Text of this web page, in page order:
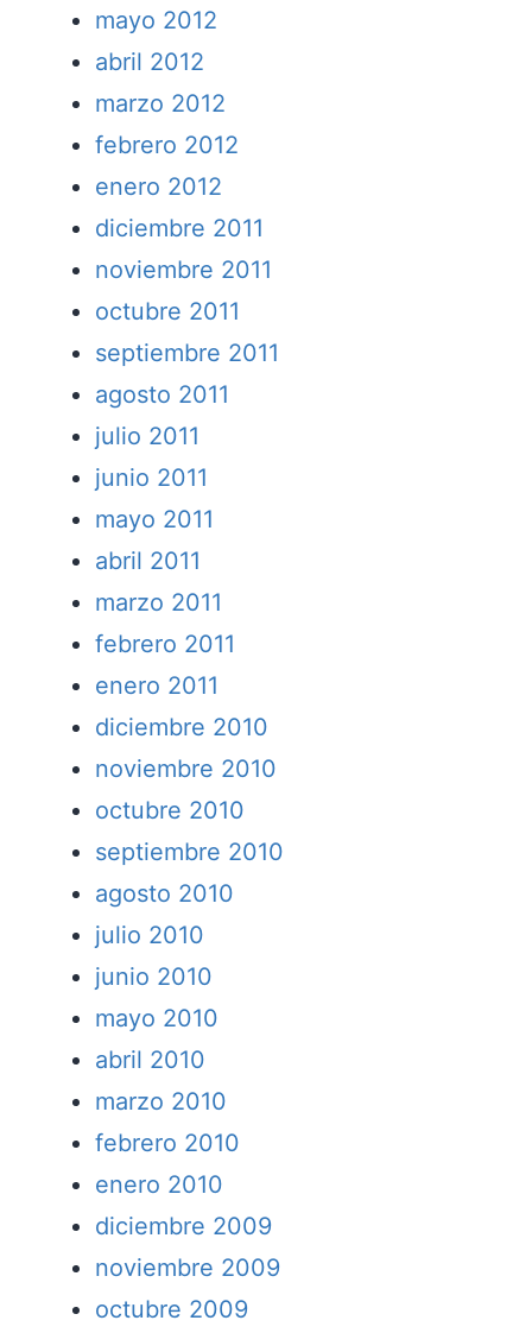
mayo 2012
abril 2012
marzo 2012
febrero 2012
enero 2012
diciembre 2011
noviembre 2011
octubre 2011
septiembre 2011
agosto 2011
julio 2011
junio 2011
mayo 2011
abril 2011
marzo 2011
febrero 2011
enero 2011
diciembre 2010
noviembre 2010
octubre 2010
septiembre 2010
agosto 2010
julio 2010
junio 2010
mayo 2010
abril 2010
marzo 2010
febrero 2010
enero 2010
diciembre 2009
noviembre 2009
octubre 2009